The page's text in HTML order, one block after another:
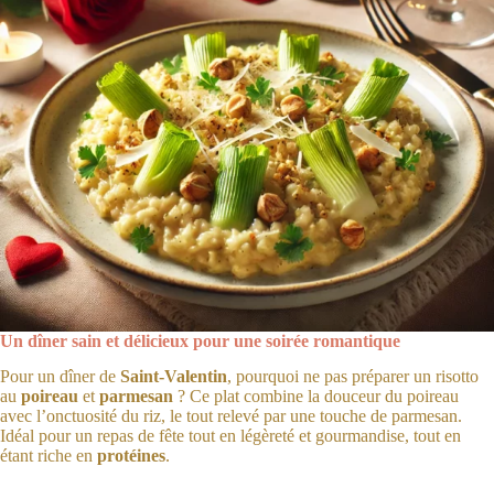
Un dîner sain et délicieux pour une soirée romantique
Pour un dîner de Saint-Valentin, pourquoi ne pas préparer un risotto
au poireau etparmesan ? Ce plat combine la douceur du poireau
avec l’onctuosité du riz, le tout relevé par une touche de parmesan.
Idéal pour un repas de fête tout en légèreté et gourmandise, tout en
étant riche en protéines.